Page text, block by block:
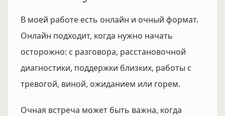
В моей работе есть онлайн и очный формат.
Онлайн подходит, когда нужно начать
осторожно: с разговора, расстановочной
диагностики, поддержки близких, работы с
тревогой, виной, ожиданием или горем.
Очная встреча может быть важна, когда